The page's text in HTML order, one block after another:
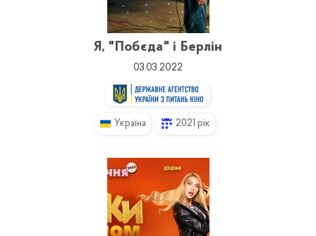
Я, "Побєда" і Берлін
03.03.2022
Україна 2021 рік